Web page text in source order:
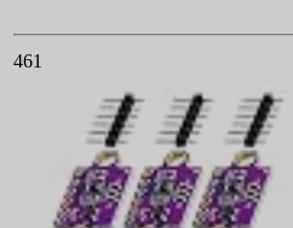
461